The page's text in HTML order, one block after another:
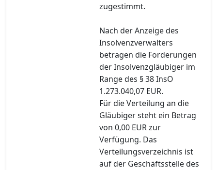
zugestimmt.
Nach der Anzeige des
Insolvenzverwalters
betragen die Forderungen
der Insolvenzgläubiger im
Range des § 38 InsO
1.273.040,07 EUR.
Für die Verteilung an die
Gläubiger steht ein Betrag
von 0,00 EUR zur
Verfügung. Das
Verteilungsverzeichnis ist
auf der Geschäftsstelle des